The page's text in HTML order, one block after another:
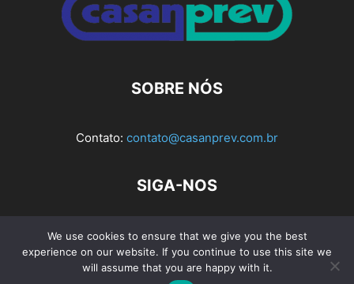
SOBRE NÓS
Contato: contato@casanprev.com.br
SIGA-NOS
Av. Rio Branco, nº 404, Sala 103 e 104 - Bloco 1, Ed. Planel
Tower – Centro CEP 88015-200 – Florianópolis – SC - Fone:
We use cookies to ensure that we give you the best
experience on our website. If you continue to use this site we
will assume that you are happy with it.